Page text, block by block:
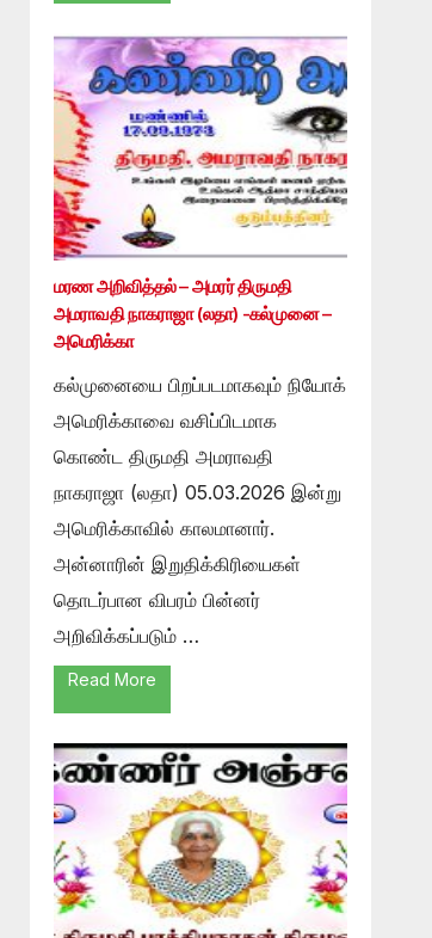
மரண அறிவித்தல் – அமரர் திருமதி
அமராவதி நாகராஜா (லதா) -கல்முனை –
அமெரிக்கா
கல்முனையை பிறப்படமாகவும் நியோக்
அமெரிக்காவை வசிப்பிடமாக
கொண்ட திருமதி அமராவதி
நாகராஜா (லதா) 05.03.2026 இன்று
அமெரிக்காவில் காலமானார்.
அன்னாரின் இறுதிக்கிரியைகள்
தொடர்பான விபரம் பின்னர்
அறிவிக்கப்படும் …
Read More